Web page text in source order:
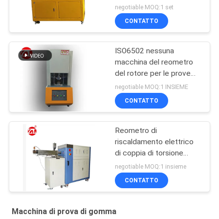
macchina della vite di
gomma del gemello per
PA del PC del PVC
negotiable MOQ:1 set
CONTATTO
ISO6502 nessuna
macchina del reometro
del rotore per le prove
della gomma
negotiable MOQ:1 INSIEME
CONTATTO
Reometro di
riscaldamento elettrico
di coppia di torsione
60ML più la gamma 0-
300Nm di coppia di
torsione del miscelatore
negotiable MOQ:1 insieme
CONTATTO
Macchina di prova di gomma